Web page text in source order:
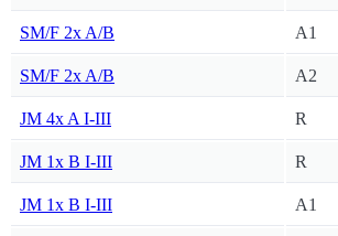
SM/F 2x A/B A1
SM/F 2x A/B A2
JM 4x A I-III R
JM 1x B I-III R
JM 1x B I-III A1